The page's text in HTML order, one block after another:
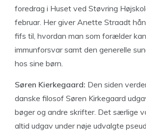
foredrag i Huset ved Støvring
februar. Her giver Anette Straadt
fifs til, hvordan man som forælder
immunforsvar samt den generelle
hos sine børn.
Søren Kierkegaard: Den siden
danske filosof Søren Kirkegaard
bøger og andre skrifter. Det særlige
altid udgav under nøje udvalgte